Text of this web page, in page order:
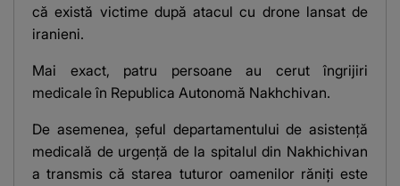
că există victime după atacul cu drone lansat de
iranieni.
Mai exact, patru persoane au cerut îngrijiri
medicale în Republica Autonomă Nakhchivan.
De asemenea, șeful departamentului de asistență
medicală de urgență de la spitalul din Nakhichivan
a transmis că starea tuturor oamenilor răniți este